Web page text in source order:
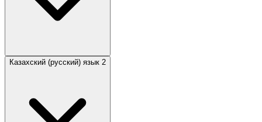
Казахский (русский) язык 2